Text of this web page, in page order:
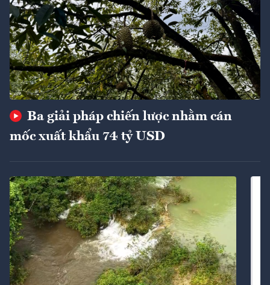
Ba giải pháp chiến lược nhằm cán
mốc xuất khẩu 74 tỷ USD